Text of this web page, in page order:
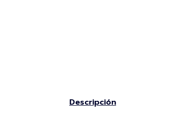
Descripción